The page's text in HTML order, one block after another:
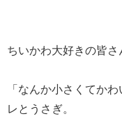
ちいかわ大好きの皆さ
「なんか小さくてか
レとうさぎ。